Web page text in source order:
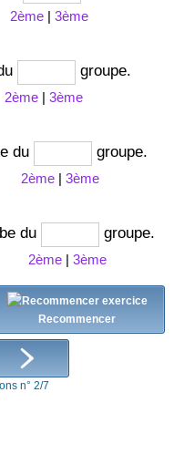
2ème | 3ème
2ème | 3ème
groupe.
du
2ème | 3ème
groupe.
du
2ème | 3ème
groupe.
Recommencer
n° 2/7